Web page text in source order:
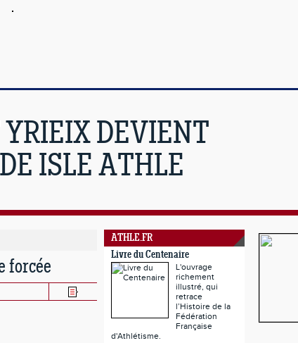
DEVIENT
ISLE ATHLE
forcée
ATHLE.FR
Livre du Centenaire
L'ouvrage
richement
illustré, qui
retrace
l’Histoire de la
Fédération
Française
d'Athlétisme.